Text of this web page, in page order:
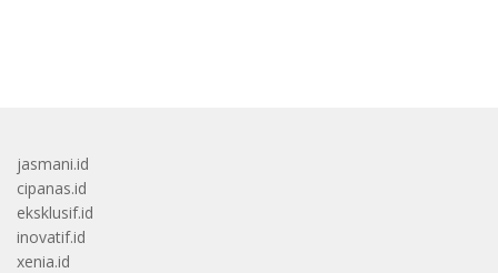
jasmani.id
cipanas.id
eksklusif.id
inovatif.id
xenia.id